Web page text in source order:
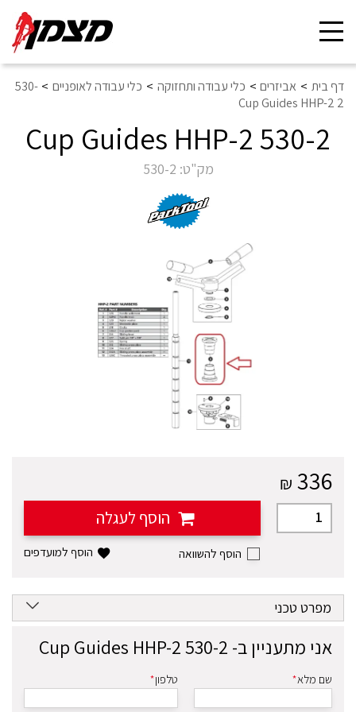
Toggle
navigation
דף בית אביזרים כלי עבודה ותחזוקה כלי עבודה לאופניים
530-
2 Cup Guides HHP-2
530-2 Cup Guides HHP-2
מק"ט: 530-2
336
₪
הוסף לעגלה
הוסף למועדפים
מפרט טכני
אני מתעניין ב- 530-2 Cup Guides HHP-2
שם מלא* טלפון*